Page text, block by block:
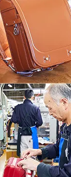
を感じさ
Play